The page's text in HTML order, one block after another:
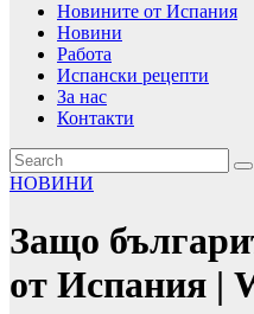
Новините от Испания
Новини
Работа
Испански рецепти
За нас
Контакти
НОВИНИ
Защо
от Испания |